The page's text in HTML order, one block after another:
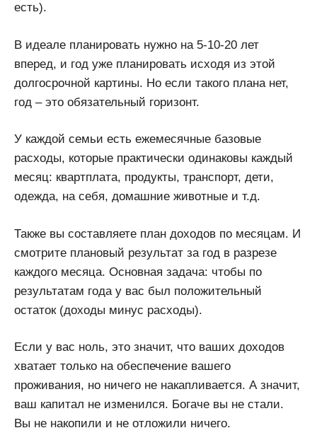
есть).
В идеале планировать нужно на 5-10-20 лет
вперед, и год уже планировать исходя из этой
долгосрочной картины. Но если такого плана нет,
год – это обязательный горизонт.
У каждой семьи есть ежемесячные базовые
расходы, которые практически одинаковы каждый
месяц: квартплата, продукты, транспорт, дети,
одежда, на себя, домашние животные и т.д.
Также вы составляете план доходов по месяцам. И
смотрите плановый результат за год в разрезе
каждого месяца. Основная задача: чтобы по
результатам года у вас был положительный
остаток (доходы минус расходы).
Если у вас ноль, это значит, что ваших доходов
хватает только на обеспечение вашего
проживания, но ничего не накапливается. А значит,
ваш капитал не изменился. Богаче вы не стали.
Вы не накопили и не отложили ничего.